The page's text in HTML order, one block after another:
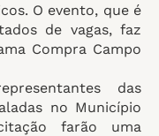
O evento, que é
de vagas, faz
Compra Campo
das
no Município
farão uma